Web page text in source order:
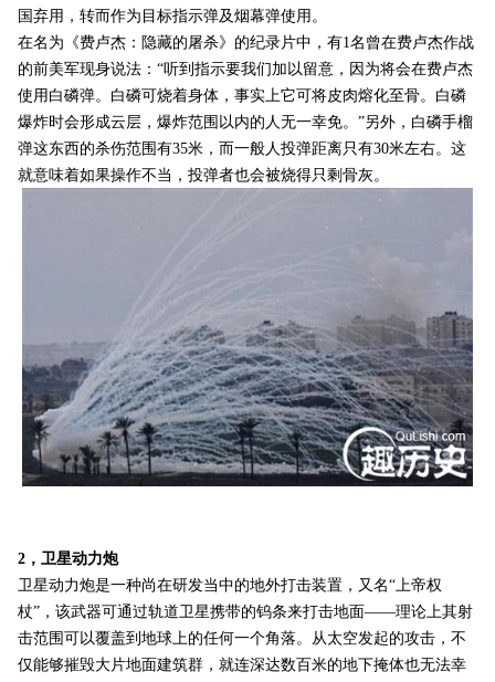
国弃用，转而作为目标指示弹及烟幕弹使用。
在名为《费卢杰：隐藏的屠杀》的纪录片中，有1名曾在费卢杰作战
的前美军现身说法：“听到指示要我们加以留意，因为将会在费卢杰
使用白磷弹。白磷可烧着身体，事实上它可将皮肉熔化至骨。白磷
爆炸时会形成云层，爆炸范围以内的人无一幸免。”另外，白磷手榴
弹这东西的杀伤范围有35米，而一般人投弹距离只有30米左右。这
就意味着如果操作不当，投弹者也会被烧得只剩骨灰。
2，卫星动力炮
卫星动力炮是一种尚在研发当中的地外打击装置，又名“上帝权
杖”，该武器可通过轨道卫星携带的钨条来打击地面——理论上其射
击范围可以覆盖到地球上的任何一个角落。从太空发起的攻击，不
仅能够摧毁大片地面建筑群，就连深达数百米的地下掩体也无法幸